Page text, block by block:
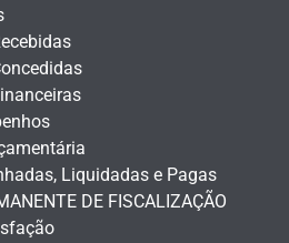
Liquidadas e Pagas
DE FISCALIZAÇÃO